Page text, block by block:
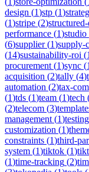
design (1)stp (1)
(1)stripe (2)structured-
performance (1)studio
(6)supplier(1)supply-
(14)sustainability-roi (1
procurement (1)sync (1
acquisition (2)tally (4)
automation (2)tax-
(1)tds (1)team (1)tech
(2)telecom (3)
management (1)testing
customization (1)
constraints (1)third-
system (1)tiktok (1)
(1)time-tracking (2)